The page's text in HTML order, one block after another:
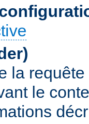
la
le